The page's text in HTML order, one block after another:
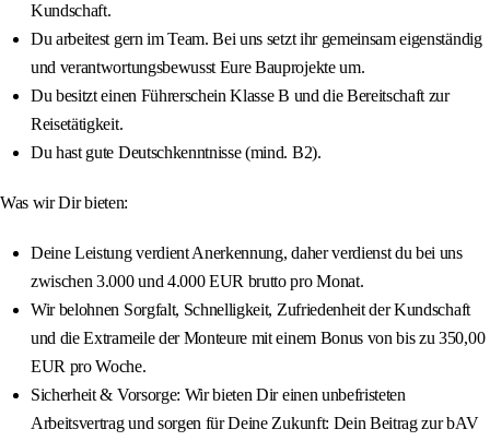
Kundschaft.
Du arbeitest gern im Team. Bei uns setzt ihr gemeinsam eigenständig
und verantwortungsbewusst Eure Bauprojekte um.
Du besitzt einen Führerschein Klasse B und die Bereitschaft zur
Reisetätigkeit.
Du hast gute Deutschkenntnisse (mind. B2).
Was wir Dir bieten:
Deine Leistung verdient Anerkennung, daher verdienst du bei uns
zwischen 3.000 und 4.000 EUR brutto pro Monat.
Wir belohnen Sorgfalt, Schnelligkeit, Zufriedenheit der Kundschaft
und die Extrameile der Monteure mit einem Bonus von bis zu 350,00
EUR pro Woche.
Sicherheit & Vorsorge: Wir bieten Dir einen unbefristeten
Arbeitsvertrag und sorgen für Deine Zukunft: Dein Beitrag zur bAV